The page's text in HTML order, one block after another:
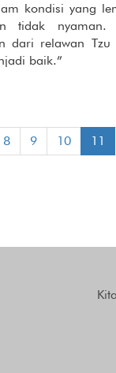
kondisi yang
tidak nyaman.
dari relawan Tzu
baik.”
8 9 10 11